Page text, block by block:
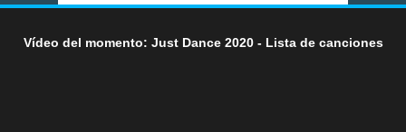
Vídeo del momento: Just Dance 2020 - Lista de canciones